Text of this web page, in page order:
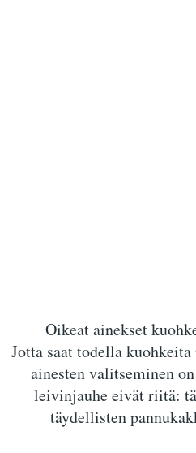
Oikeat ainekset
Jotta saat todella
ainesten valitseminen
leivinjauhe eivät riitä:
täydellisten